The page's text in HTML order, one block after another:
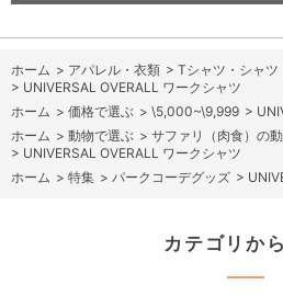
ホーム > アパレル・衣類 > Tシャツ・シャツ
> UNIVERSAL OVERALL ワークシャツ
ホーム > 価格で選ぶ > \5,000~\9,999 >
ホーム > 動物で選ぶ > サファリ（肉食）の
> UNIVERSAL OVERALL ワークシャツ
ホーム > 特集 > パークコーデグッズ >
カテゴリか